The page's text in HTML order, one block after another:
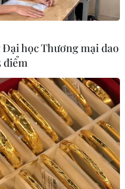
học Thương mại dao
điểm